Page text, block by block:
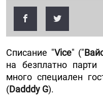
Списание "Vice" ("
на безплатно
много специален
(Dadddy G).